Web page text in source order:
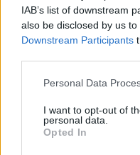
IAB’s list of downstream
also be disclosed by us
Downstream Participants
Personal Data
I want to opt-out of
personal data.
Opted In